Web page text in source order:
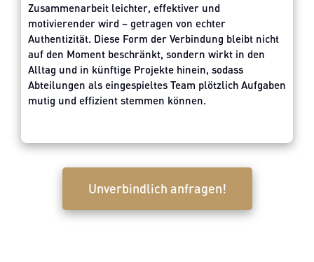
Zusammenarbeit leichter, effektiver und
motivierender wird – getragen von echter
Authentizität. Diese Form der Verbindung bleibt nicht
auf den Moment beschränkt, sondern wirkt in den
Alltag und in künftige Projekte hinein, sodass
Abteilungen als eingespieltes Team plötzlich Aufgaben
mutig und effizient stemmen können.
Unverbindlich anfragen!